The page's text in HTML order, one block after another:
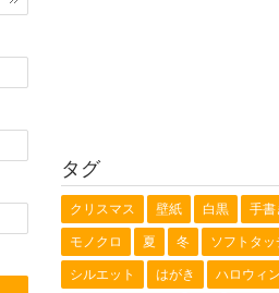
タグ
クリスマス 壁紙 白黒 手書
モノクロ 夏 冬 ソフトタッ
シルエット はがき ハロウィン